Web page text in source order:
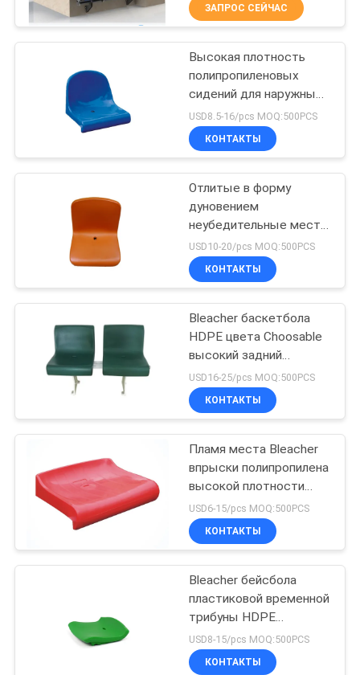
КАЧЕСТВА
СВЯЖИТЕСЬ
СПРОСИТЕ
ЦИТАТУ
КАРТА
САЙТА
PRIVACY
POLICY
Пластиковое
место Bleacher
Сидения стадиона
22
Портативное на
открытом воздухе
место на открытой
трибуне
12
Складные места
стадиона
12
ЗАПРОС СЕЙЧАС
Высокая плотность
полипропиленовых
сидений для наружных
площадок
USD8.5-16/pcs MOQ:500PCS
КОНТАКТЫ
Отлитые в форму
дуновением
неубедительные места
Bleacher футбольного
стадиона/место на
открытой трибуне
USD10-20/pcs MOQ:500PCS
КОНТАКТЫ
Bleacher баскетбола
HDPE цвета Choosable
высокий задний
усаживает/
пластиковое место на
открытой трибуне
USD16-25/pcs MOQ:500PCS
КОНТАКТЫ
Пламя места Bleacher
впрыски полипропилена
высокой плотности
плоское пластиковое -
retardant
USD6-15/pcs MOQ:500PCS
КОНТАКТЫ
Bleacher бейсбола
пластиковой временной
трибуны HDPE
усаживая усаживает
шаг H300mm
USD8-15/pcs MOQ:500PCS
КОНТАКТЫ